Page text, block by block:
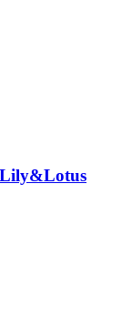
Lily&Lotus